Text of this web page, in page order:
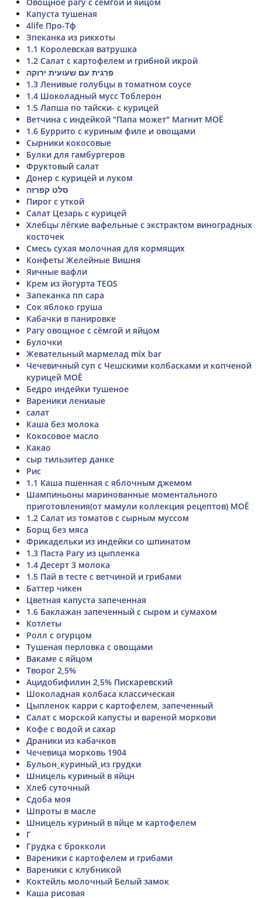
Капуста тушеная
4life Про-Тф
Зпеканка из риккоты
1.1 Королевская ватрушка
1.2 Салат с картофелем и грибной икрой
פרגית עם שעועית ירוקה
1.3 Ленивые голубцы в томатном соусе
1.4 Шоколадный мусс Тоблерон
1.5 Лапша по тайски- с курицей
Ветчина с индейкой "Папа может" Магнит МОЁ
1.6 Буррито с куриным филе и овощами
Сырники кокосовые
Булки для гамбургеров
Фруктовый салат
Донер с курицей и луком
סלט קפרזה
Пирог с уткой
Салат Цезарь с курицей
Хлебцы лёгкие вафельные с экстрактом виноградных
косточек
Смесь сухая молочная для кормящих
Конфеты Желейные Вишня
Яичные вафли
Крем из йогурта TEOS
Запеканка пп сара
Сок яблоко груша
Кабачки в панировке
Рагу овощное с сёмгой и яйцом
Булочки
Жевательный мармелад mix bar
Чечевичный суп с Чешскими колбасками и копченой
курицей МОЁ
Бедро индейки тушеное
Вареники лениаые
салат
Каша без молока
Кокосовое масло
Какао
сыр тильзитер данке
Рис
1.1 Каша пшенная с яблочным джемом
Шампиньоны маринованные моментального
приготовления(от мамули коллекция рецептов) МОЁ
1.2 Салат из томатов с сырным муссом
Борщ без мяса
Фрикадельки из индейки со шпинатом
1.3 Паста Рагу из цыпленка
1.4 Десерт 3 молока
1.5 Пай в тесте с ветчиной и грибами
Баттер чикен
Цветная капуста запеченная
1.6 Баклажан запеченный с сыром и сумахом
Котлеты
Ролл с огурцом
Тушеная перловка с овощами
Вакаме с яйцом
Творог 2,5%
Ацидобифилин 2,5% Пискаревский
Шоколадная колбаса классическая
Цыпленок карри с картофелем, запеченный
Салат с морской капусты и вареной моркови
Кофе с водой и сахар
Драники из кабачков
Чечевица морковь 1904
Бульон_куриный_из грудки
Шницель куриный в яйцн
Хлеб суточный
Сдоба моя
Шпроты в масле
Шницель куриный в яйце м картофелем
Г
Грудка с брокколи
Вареники с картофелем и грибами
Вареники с клубникой
Коктейль молочный Белый замок
Каша рисовая